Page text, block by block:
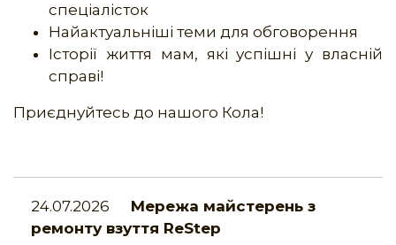
спеціалісток
Найактуальніші теми для обговорення
Історії життя мам, які успішні у власній
справі!
Приєднуйтесь до нашого Кола!
24.07.2026
Мережа майстерень з
ремонту взуття ReStep